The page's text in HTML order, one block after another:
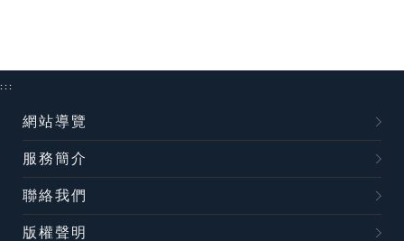
:::
網站導覽
服務簡介
聯絡我們
版權聲明